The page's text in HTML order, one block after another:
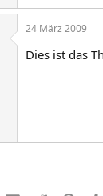
24 März 2009
Dies ist das